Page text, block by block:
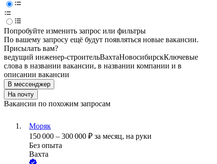
Попробуйте изменить запрос или фильтры
По вашему запросу ещё будут появляться новые вакансии.
Присылать вам?
ведущий инженер-строительВахтаНовосибирскКлючевые
слова в названии вакансии, в названии компании и в
описании вакансии
В мессенджер
На почту
Вакансии по похожим запросам
Моряк
150 000 – 300 000 ₽ за месяц, на руки
Без опыта
Вахта